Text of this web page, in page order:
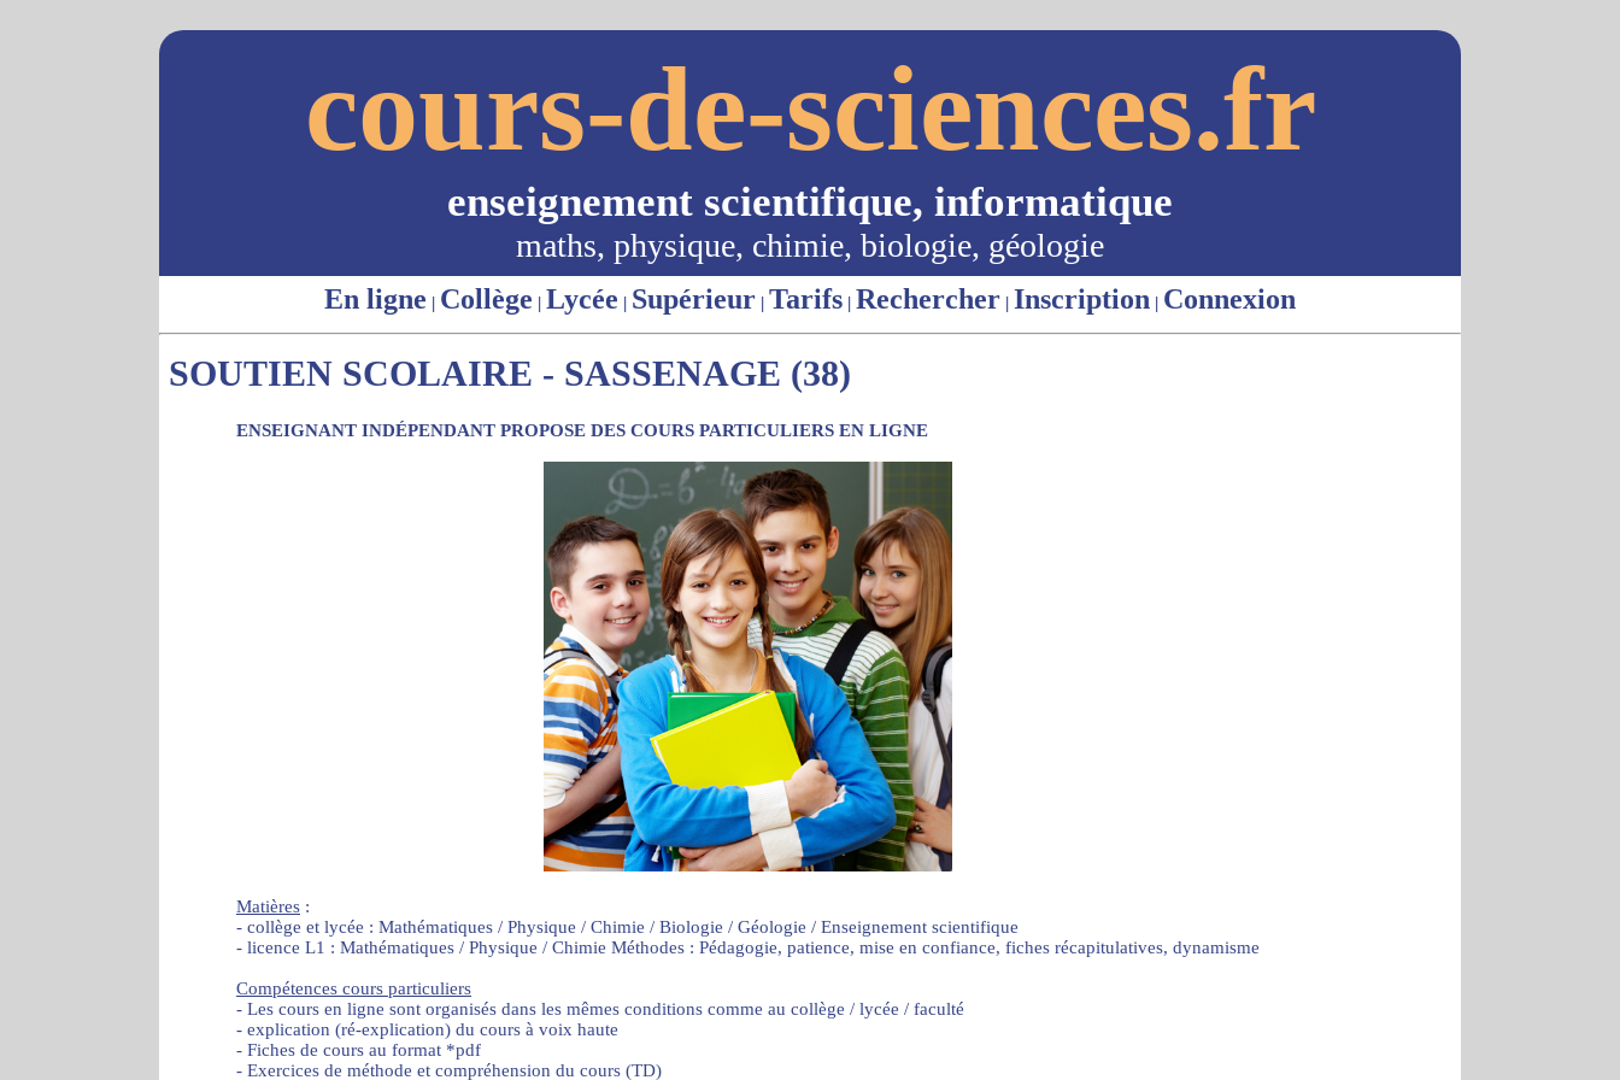
cours-de-sciences.fr
enseignement scientifique, informatique
maths, physique, chimie, biologie, géologie
En ligne | Collège | Lycée | Supérieur | Tarifs | Rechercher | Inscription | Connexion
SOUTIEN SCOLAIRE - SASSENAGE (38)
ENSEIGNANT INDÉPENDANT PROPOSE DES COURS PARTICULIERS EN LIGNE
Matières :
- collège et lycée : Mathématiques / Physique / Chimie / Biologie / Géologie / Enseignement scientifique
- licence L1 : Mathématiques / Physique / Chimie Méthodes : Pédagogie, patience, mise en confiance, fiches récapitulatives, dynamisme
Compétences cours particuliers
- Les cours en ligne sont organisés dans les mêmes conditions comme au collège / lycée / faculté
- explication (ré-explication) du cours à voix haute
- Fiches de cours au format *pdf
- Exercices de méthode et compréhension du cours (TD)